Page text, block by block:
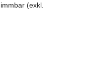
(exkl.